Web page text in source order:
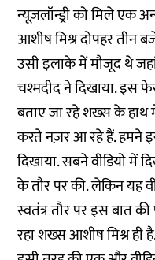
न्यूज़लॉन्ड्री को मिले एक
आशीष मिश्र दोपहर तीन
उसी इलाके में मौजूद थे
चश्मदीद ने दिखाया. इस
बताए जा रहे शख्स के हाथ
करते नज़र आ रहे हैं. हमने
दिखाया. सबने वीडियो में
के तौर पर की. लेकिन यह
स्वतंत्र तौर पर इस बात की
रहा शख्स आशीष मिश्र ही